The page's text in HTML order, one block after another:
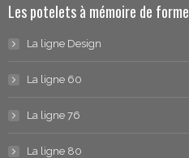
Les potelets à mémoire de forme
La ligne Design
La ligne 60
La ligne 76
La ligne 80